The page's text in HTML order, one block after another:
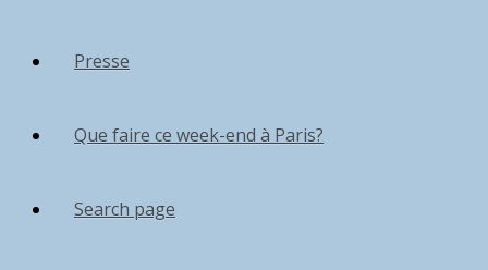
Presse
Que faire ce week-end à Paris?
Search page